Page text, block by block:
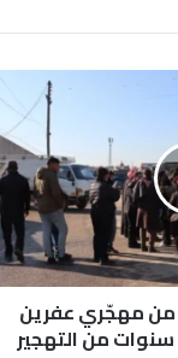
من مهجّري عفرين
من التهجير